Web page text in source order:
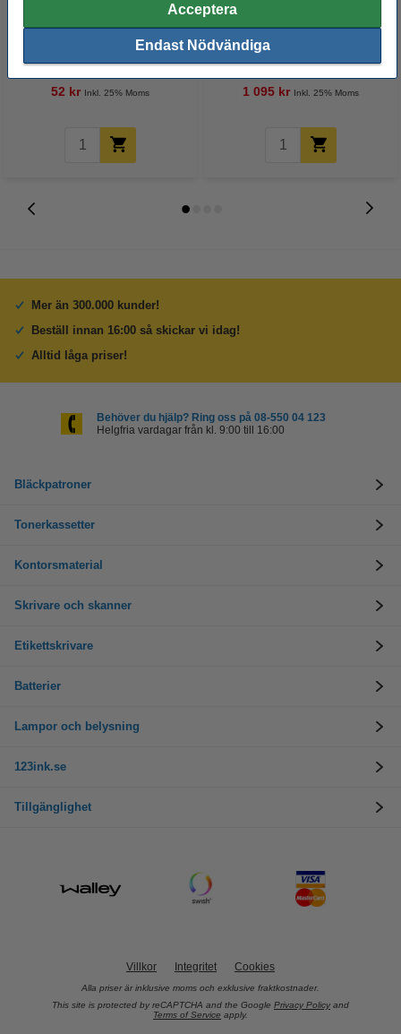
Acceptera
Endast Nödvändiga
Vaskrensare | 123ink | 50x14cm
52 kr Inkl. 25% Moms
Brother TN-247M magenta toner
hög kapacitet (original)
1 095 kr Inkl. 25% Moms
Mer än 300.000 kunder!
Beställ innan 16:00 så skickar vi idag!
Alltid låga priser!
Behöver du hjälp? Ring oss på 08-550 04 123
Helgfria vardagar från kl. 9:00 till 16:00
Bläckpatroner
Tonerkassetter
Kontorsmaterial
Skrivare och skanner
Etikettskrivare
Batterier
Lampor och belysning
123ink.se
Tillgänglighet
Villkor Integritet Cookies
Alla priser är inklusive moms och exklusive fraktkostnader.
This site is protected by reCAPTCHA and the Google Privacy Policy and
Terms of Service apply.